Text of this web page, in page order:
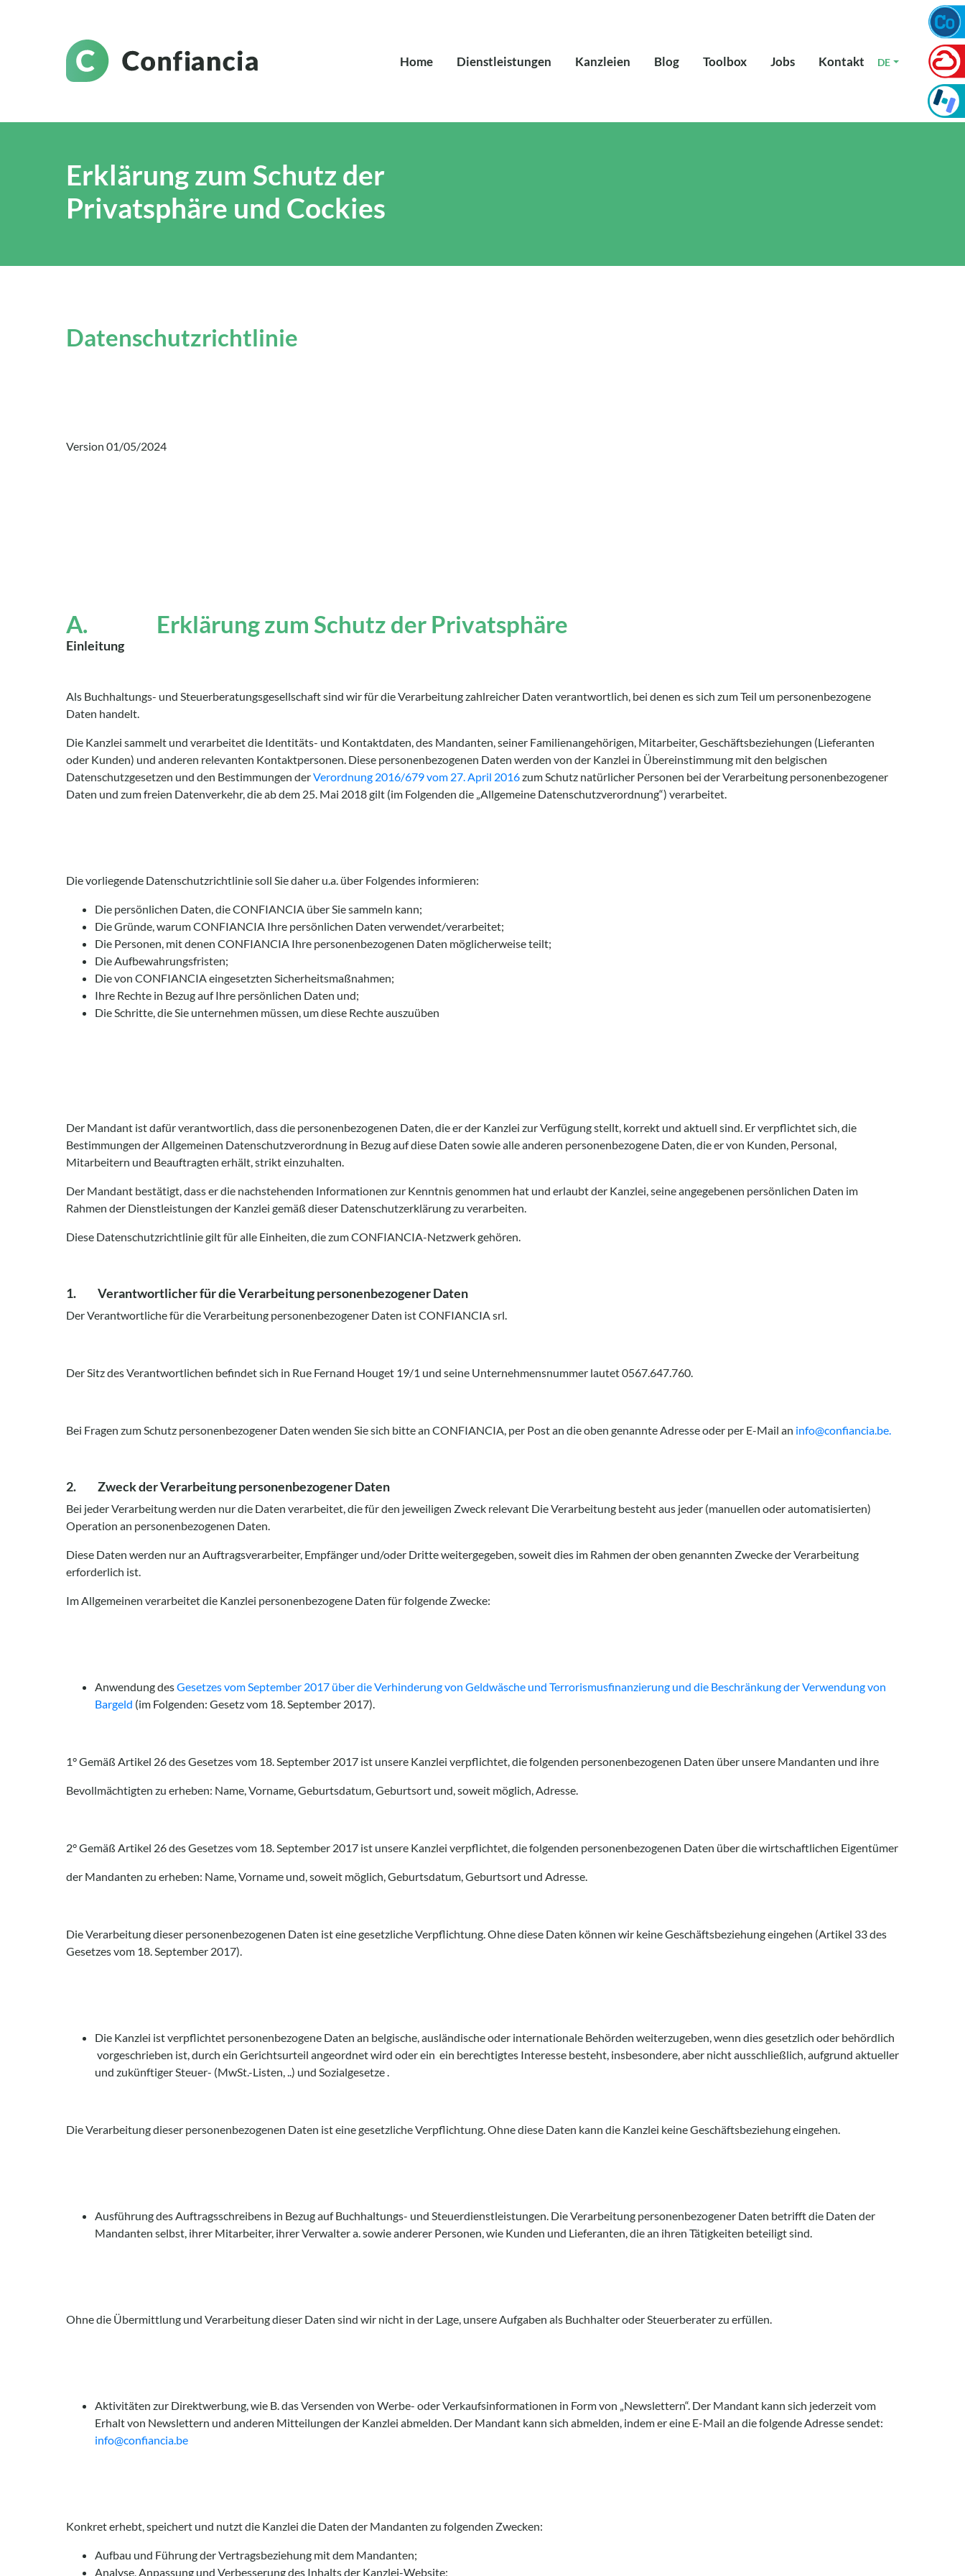
Home Dienstleistungen Kanzleien Blog Toolbox Jobs Kontakt DE
Erklärung zum Schutz der
Privatsphäre und Cockies
Datenschutzrichtlinie
Version 01/05/2024
A. Erklärung zum Schutz der Privatsphäre
Einleitung
Als Buchhaltungs- und Steuerberatungsgesellschaft sind wir für die Verarbeitung zahlreicher Daten verantwortlich, bei denen es sich zum Teil um personenbezogene
Daten handelt.
Die Kanzlei sammelt und verarbeitet die Identitäts- und Kontaktdaten, des Mandanten, seiner Familienangehörigen, Mitarbeiter, Geschäftsbeziehungen (Lieferanten
oder Kunden) und anderen relevanten Kontaktpersonen. Diese personenbezogenen Daten werden von der Kanzlei in Übereinstimmung mit den belgischen
Datenschutzgesetzen und den Bestimmungen derVerordnung 2016/679 vom 27. April 2016zum Schutz natürlicher Personen bei der Verarbeitung personenbezogener
Daten und zum freien Datenverkehr, die ab dem 25. Mai 2018 gilt (im Folgenden die „Allgemeine Datenschutzverordnung“) verarbeitet.
Die vorliegende Datenschutzrichtlinie soll Sie daher u.a. über Folgendes informieren:
Die persönlichen Daten, die CONFIANCIA über Sie sammeln kann;
Die Gründe, warum CONFIANCIA Ihre persönlichen Daten verwendet/verarbeitet;
Die Personen, mit denen CONFIANCIA Ihre personenbezogenen Daten möglicherweise teilt;
Die Aufbewahrungsfristen;
Die von CONFIANCIA eingesetzten Sicherheitsmaßnahmen;
Ihre Rechte in Bezug auf Ihre persönlichen Daten und;
Die Schritte, die Sie unternehmen müssen, um diese Rechte auszuüben
Der Mandant ist dafür verantwortlich, dass die personenbezogenen Daten, die er der Kanzlei zur Verfügung stellt, korrekt und aktuell sind. Er verpflichtet sich, die
Bestimmungen der Allgemeinen Datenschutzverordnung in Bezug auf diese Daten sowie alle anderen personenbezogene Daten, die er von Kunden, Personal,
Mitarbeitern und Beauftragten erhält, strikt einzuhalten.
Der Mandant bestätigt, dass er die nachstehenden Informationen zur Kenntnis genommen hat und erlaubt der Kanzlei, seine angegebenen persönlichen Daten im
Rahmen der Dienstleistungen der Kanzlei gemäß dieser Datenschutzerklärung zu verarbeiten.
Diese Datenschutzrichtlinie gilt für alle Einheiten, die zum CONFIANCIA-Netzwerk gehören.
1. Verantwortlicher für die Verarbeitung personenbezogener Daten
Der Verantwortliche für die Verarbeitung personenbezogener Daten ist CONFIANCIA srl.
Der Sitz des Verantwortlichen befindet sich in Rue Fernand Houget 19/1 und seine Unternehmensnummer lautet 0567.647.760.
Bei Fragen zum Schutz personenbezogener Daten wenden Sie sich bitte an CONFIANCIA, per Post an die oben genannte Adresse oder per E-Mail an info@confiancia.be.
2. Zweck der Verarbeitung personenbezogener Daten
Bei jeder Verarbeitung werden nur die Daten verarbeitet, die für den jeweiligen Zweck relevant Die Verarbeitung besteht aus jeder (manuellen oder automatisierten)
Operation an personenbezogenen Daten.
Diese Daten werden nur an Auftragsverarbeiter, Empfänger und/oder Dritte weitergegeben, soweit dies im Rahmen der oben genannten Zwecke der Verarbeitung
erforderlich ist.
Im Allgemeinen verarbeitet die Kanzlei personenbezogene Daten für folgende Zwecke:
Anwendung desGesetzes vom September 2017 über die Verhinderung von Geldwäsche und Terrorismusfinanzierung und die Beschränkung der Verwendung von
Bargeld (im Folgenden: Gesetz vom 18. September 2017).
1° Gemäß Artikel 26 des Gesetzes vom 18. September 2017 ist unsere Kanzlei verpflichtet, die folgenden personenbezogenen Daten über unsere Mandanten und ihre
Bevollmächtigten zu erheben: Name, Vorname, Geburtsdatum, Geburtsort und, soweit möglich, Adresse.
2° Gemäß Artikel 26 des Gesetzes vom 18. September 2017 ist unsere Kanzlei verpflichtet, die folgenden personenbezogenen Daten über die wirtschaftlichen Eigentümer
der Mandanten zu erheben: Name, Vorname und, soweit möglich, Geburtsdatum, Geburtsort und Adresse.
Die Verarbeitung dieser personenbezogenen Daten ist eine gesetzliche Verpflichtung. Ohne diese Daten können wir keine Geschäftsbeziehung eingehen (Artikel 33 des
Gesetzes vom 18. September 2017).
Die Kanzlei ist verpflichtet personenbezogene Daten an belgische, ausländische oder internationale Behörden weiterzugeben, wenn dies gesetzlich oder behördlich
vorgeschrieben ist, durch ein Gerichtsurteil angeordnet wird oder ein ein berechtigtes Interesse besteht, insbesondere, aber nicht ausschließlich, aufgrund aktueller
und zukünftiger Steuer- (MwSt.-Listen, ..) und Sozialgesetze .
Die Verarbeitung dieser personenbezogenen Daten ist eine gesetzliche Verpflichtung. Ohne diese Daten kann die Kanzlei keine Geschäftsbeziehung eingehen.
Ausführung des Auftragsschreibens in Bezug auf Buchhaltungs- und Steuerdienstleistungen. Die Verarbeitung personenbezogener Daten betrifft die Daten der
Mandanten selbst, ihrer Mitarbeiter, ihrer Verwalter a. sowie anderer Personen, wie Kunden und Lieferanten, die an ihren Tätigkeiten beteiligt sind.
Ohne die Übermittlung und Verarbeitung dieser Daten sind wir nicht in der Lage, unsere Aufgaben als Buchhalter oder Steuerberater zu erfüllen.
Aktivitäten zur Direktwerbung, wie B. das Versenden von Werbe- oder Verkaufsinformationen in Form von „Newslettern“. Der Mandant kann sich jederzeit vom
Erhalt von Newslettern und anderen Mitteilungen der Kanzlei abmelden. Der Mandant kann sich abmelden, indem er eine E-Mail an die folgende Adresse sendet:
info@confiancia.be
Konkret erhebt, speichert und nutzt die Kanzlei die Daten der Mandanten zu folgenden Zwecken:
Aufbau und Führung der Vertragsbeziehung mit dem Mandanten;
Analyse, Anpassung und Verbesserung des Inhalts der Kanzlei-Website;